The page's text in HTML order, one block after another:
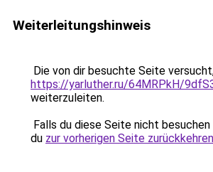
Weiterleitungshinweis
Die von dir besuchte Seite
https://yarluther.ru/64MRPkH/
weiterzuleiten.
Falls du diese Seite nicht
du zur vorherigen Seite zurückkehren